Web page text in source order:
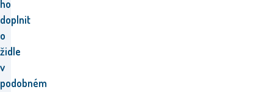
ho
doplnit
o
židle
v
podobném